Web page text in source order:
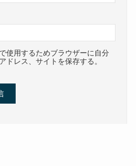
使用するためブラウザーに自分
ドレス、サイトを保存する。